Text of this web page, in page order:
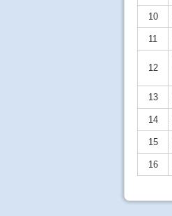
10
11
12
13
14
15
16